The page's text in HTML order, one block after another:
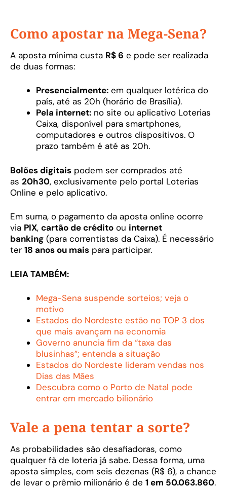
Como apostar na Mega-Sena?
A aposta mínima custa R$ 6 e pode ser realizada
de duas formas:
Presencialmente: em qualquer lotérica do
país, até as 20h (horário de Brasília).
Pela internet: no site ou aplicativo Loterias
Caixa, disponível para smartphones,
computadores e outros dispositivos. O
prazo também é até as 20h.
Bolões digitais podem ser comprados até
as 20h30, exclusivamente pelo portal Loterias
Online e pelo aplicativo.
Em suma, o pagamento da aposta online ocorre
via PIX, cartão de crédito ou internet
banking (para correntistas da Caixa). É necessário
ter 18 anos ou mais para participar.
LEIA TAMBÉM:
Mega-Sena suspende sorteios; veja o
motivo
Estados do Nordeste estão no TOP 3 dos
que mais avançam na economia
Governo anuncia fim da “taxa das
blusinhas”; entenda a situação
Estados do Nordeste lideram vendas nos
Dias das Mães
Descubra como o Porto de Natal pode
entrar em mercado bilionário
Vale a pena tentar a sorte?
As probabilidades são desafiadoras, como
qualquer fã de loteria já sabe. Dessa forma, uma
aposta simples, com seis dezenas (R$ 6), a chance
de levar o prêmio milionário é de 1 em 50.063.860.